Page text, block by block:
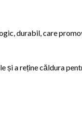
durabil, care
a reține căldura